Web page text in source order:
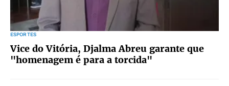
ESPORTES
Vice do Vitória, Djalma Abreu garante que
"homenagem é para a torcida"